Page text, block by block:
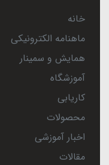
خانه
ماهنامه الکترونیکی
همایش و سمینار
آموزشگاه
کاریابی
محصولات
اخبار آموزشی
مقالات